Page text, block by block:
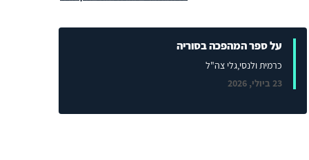
על ספר המהפכה בסוריה
כרמית ולנסי,גלי צה"ל
23 ביולי, 2026